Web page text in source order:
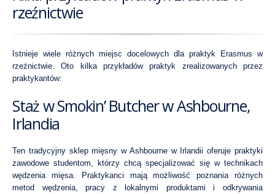
rzeźnictwie
Istnieje wiele różnych miejsc docelowych dla praktyk Erasmus w
rzeźnictwie. Oto kilka przykładów praktyk zrealizowanych przez
praktykantów:
Staż w Smokin’ Butcher w Ashbourne,
Irlandia
Ten tradycyjny sklep mięsny w Ashbourne w Irlandii oferuje praktyki
zawodowe studentom, którzy chcą specjalizować się w technikach
wędzenia mięsa. Praktykanci mają możliwość poznania różnych
metod wędzenia, pracy z lokalnymi produktami i odkrywania